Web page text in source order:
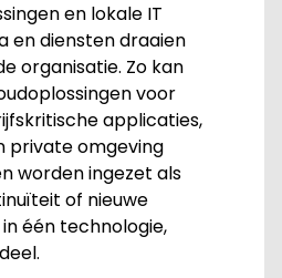
en lokale IT
en diensten draaien
organisatie. Zo kan
voor
applicaties,
private omgeving
worden ingezet als
of nieuwe
één technologie,